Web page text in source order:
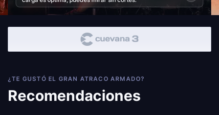
¿TE GUSTÓ EL GRAN ATRACO ARMADO?
Recomendaciones